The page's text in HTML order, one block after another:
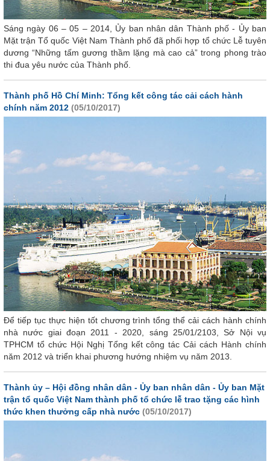
Sáng ngày 06 – 05 – 2014, Ủy ban nhân dân Thành phố - Ủy ban
Mặt trận Tổ quốc Việt Nam Thành phố đã phối hợp tổ chức Lễ tuyên
dương “Những tấm gương thầm lặng mà cao cả” trong phong trào
thi đua yêu nước của Thành phố.
Thành phố Hồ Chí Minh: Tổng kết công tác cải cách hành
chính năm 2012 (05/10/2017)
Để tiếp tục thực hiện tốt chương trình tổng thể cải cách hành chính
nhà nước giai đoạn 2011 - 2020, sáng 25/01/2103, Sở Nội vụ
TPHCM tổ chức Hội Nghị Tổng kết công tác Cải cách Hành chính
năm 2012 và triển khai phương hướng nhiệm vụ năm 2013.
Thành ủy – Hội đồng nhân dân - Ủy ban nhân dân - Ủy ban Mặt
trận tổ quốc Việt Nam thành phố tổ chức lễ trao tặng các hình
thức khen thưởng cấp nhà nước (05/10/2017)